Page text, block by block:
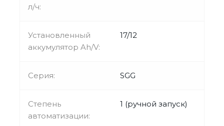
л/ч:
Установленный
аккумулятор Ah/V:
17/12
Серия: SGG
Степень
автоматизации:
1 (ручной запуск)